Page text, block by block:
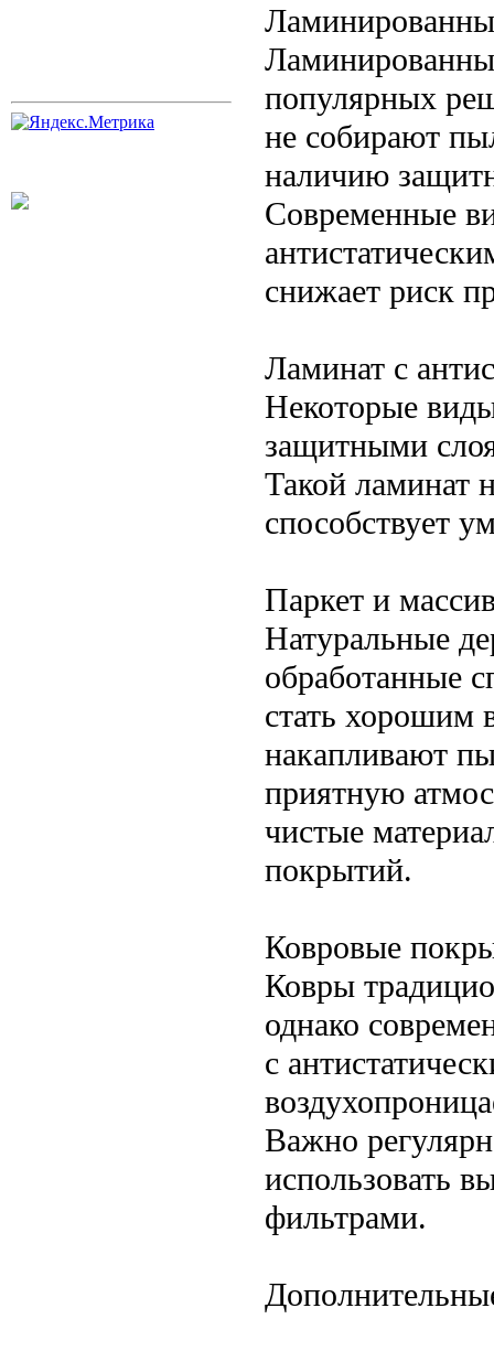
популярных
не собирают
наличию
Современные
снижает риск
Ламинат с
Некоторые
защитными
Такой ламинат
способствует
Паркет и
Натуральные
обработанные
стать хорошим
накапливают
приятную
чистые
покрытий.
Ковровые
Ковры
однако
с
Важно
использовать
фильтрами.